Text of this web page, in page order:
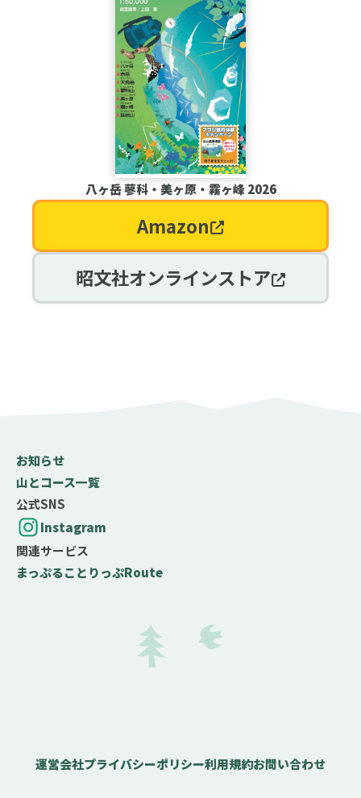
八ヶ岳 蓼科・美ヶ原・霧ヶ峰 2026
Amazon
昭文社オンラインストア
お知らせ
山とコース一覧
公式SNS
Instagram
関連サービス
まっぷることりっぷRoute
運営会社プライバシーポリシー利用規約お問い合わせ